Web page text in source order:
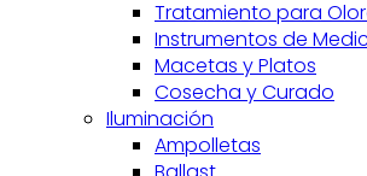
Tratamiento para
Instrumentos de
Macetas y Platos
Cosecha y Curado
Iluminación
Ampolletas